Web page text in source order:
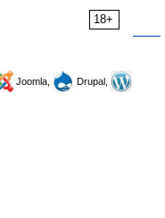
18+
Joomla,
Drupal,